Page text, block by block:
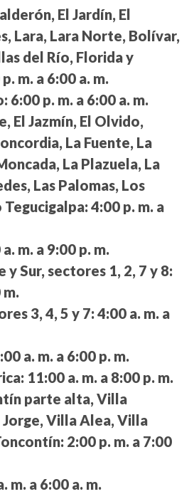
El Jardín, El
Lara, Lara Norte, Bolívar,
del Río, Florida y
m. a 6:00 a. m.
6:00 p. m. a 6:00 a. m.
El Jazmín, El Olvido,
La Fuente, La
La Plazuela, La
Las Palomas, Los
4:00 p. m. a
m. a 9:00 p. m.
Sur, sectores 1, 2, 7 y 8:
m.
3, 4, 5 y 7: 4:00 a. m. a
a. m. a 6:00 p. m.
11:00 a. m. a 8:00 p. m.
parte alta, Villa
Jorge, Villa Alea, Villa
2:00 p. m. a 7:00
m. a 6:00 a. m.